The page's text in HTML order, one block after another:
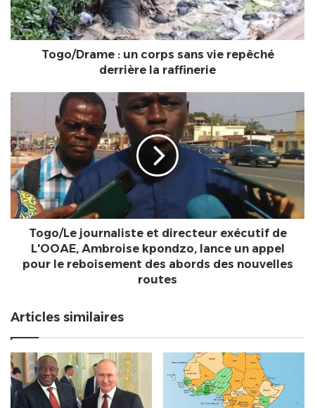
repêché
derrière
la
Togo/Drame : un corps sans vie repêché
derrière la raffinerie
Togo/Le
directeur
exécutif
de
L'OOAE,
Ambroise
kpondzo,
appel
des
nouvelles
routes
Togo/Le journaliste et directeur exécutif de
L'OOAE, Ambroise kpondzo, lance un appel
pour le reboisement des abords des nouvelles
routes
Articles similaires